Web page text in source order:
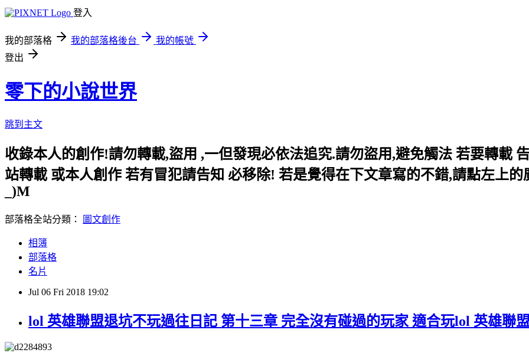
登入
我的部落格 我的部落格後台
我的帳號
登出
零下的小說世界
跳到主文
收錄本人的創作!請勿轉載,盜用 ,一但發現必依法追究.請勿盜用,避免觸法 若要轉載
站轉載 或本人創作 若有冒犯請告知 必移除! 若是覺得在下文章寫的不錯,請點左上
_)M
部落格全站分類： 圖文創作
相簿
部落格
名片
Jul 06 Fri 2018 19:02
lol 英雄聯盟退坑不玩過往日記 第十三章 完全沒有碰過的玩家 適合玩lol 英雄聯